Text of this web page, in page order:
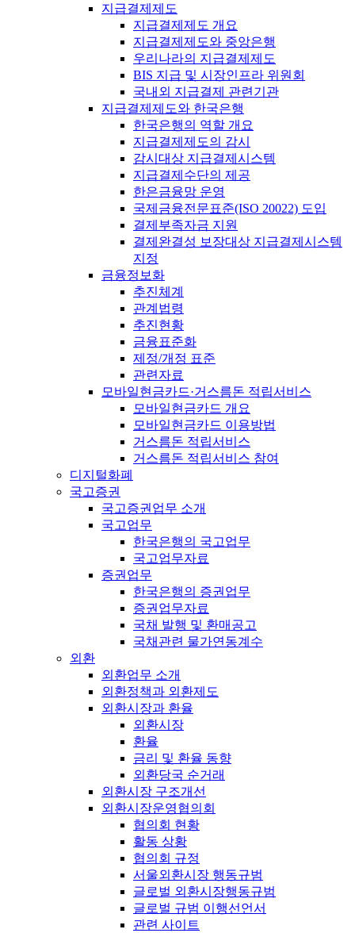
지급결제제도
지급결제제도 개요
지급결제제도와 중앙은행
우리나라의 지급결제제도
BIS 지급 및 시장인프라 위원회
국내외 지급결제 관련기관
지급결제제도와 한국은행
한국은행의 역할 개요
지급결제제도의 감시
감시대상 지급결제시스템
지급결제수단의 제공
한은금융망 운영
국제금융전문표준(ISO 20022) 도입
결제부족자금 지원
결제완결성 보장대상 지급결제시스템
지정
금융정보화
추진체계
관계법령
추진현황
금융표준화
제정/개정 표준
관련자료
모바일현금카드·거스름돈 적립서비스
모바일현금카드 개요
모바일현금카드 이용방법
거스름돈 적립서비스
거스름돈 적립서비스 참여
디지털화폐
국고증권
국고증권업무 소개
국고업무
한국은행의 국고업무
국고업무자료
증권업무
한국은행의 증권업무
증권업무자료
국채 발행 및 환매공고
국채관련 물가연동계수
외환
외환업무 소개
외환정책과 외환제도
외환시장과 환율
외환시장
환율
금리 및 환율 동향
외환당국 순거래
외환시장 구조개선
외환시장운영협의회
협의회 현황
활동 상황
협의회 규정
서울외환시장 행동규범
글로벌 외환시장행동규범
글로벌 규범 이행선언서
관련 사이트